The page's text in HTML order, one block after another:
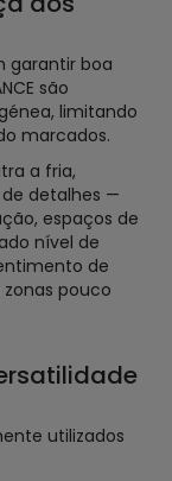
garantir boa
são
limitando
marcados.
a fria,
detalhes —
espaços de
nível de
de
pouco
utilizados